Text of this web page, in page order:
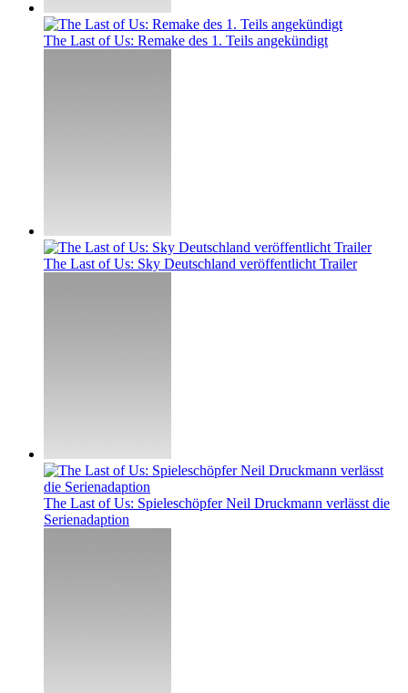
The Last of Us: Remake des 1. Teils angekündigt
The Last of Us: Sky Deutschland veröffentlicht Trailer
The Last of Us: Spieleschöpfer Neil Druckmann verlässt die
Serienadaption